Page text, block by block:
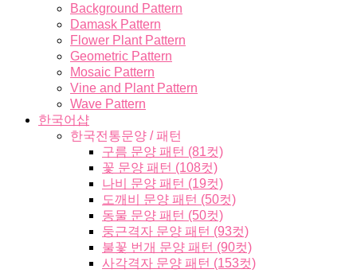
Background Pattern
Damask Pattern
Flower Plant Pattern
Geometric Pattern
Mosaic Pattern
Vine and Plant Pattern
Wave Pattern
한국어샵
한국전통문양 / 패턴
구름 문양 패턴 (81컷)
꽃 문양 패턴 (108컷)
나비 문양 패턴 (19컷)
도깨비 문양 패턴 (50컷)
동물 문양 패턴 (50컷)
둥근격자 문양 패턴 (93컷)
불꽃 번개 문양 패턴 (90컷)
사각격자 문양 패턴 (153컷)